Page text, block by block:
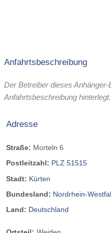
Anfahrtsbeschreibung
Der Betreiber dieses
Anfahrtsbeschreibung hinterlegt.
Adresse
Straße: Morteln 6
Postleitzahl: PLZ 51515
Stadt: Kürten
Bundesland: Nordrhein-
Land: Deutschland